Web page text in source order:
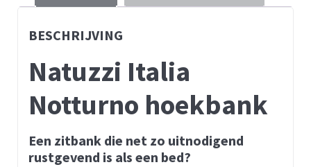
BESCHRIJVING
Natuzzi Italia
Notturno hoekbank
Een zitbank die net zo uitnodigend
rustgevend is als een bed?